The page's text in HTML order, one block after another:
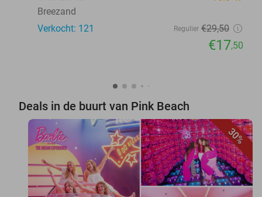
Breezand
Verkocht: 121
Regulier €29,50
€17,50
Deals in de buurt van Pink Beach
30%